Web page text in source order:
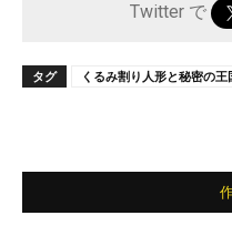
Twitter で
タグ くるみ割り人形と秘密の王